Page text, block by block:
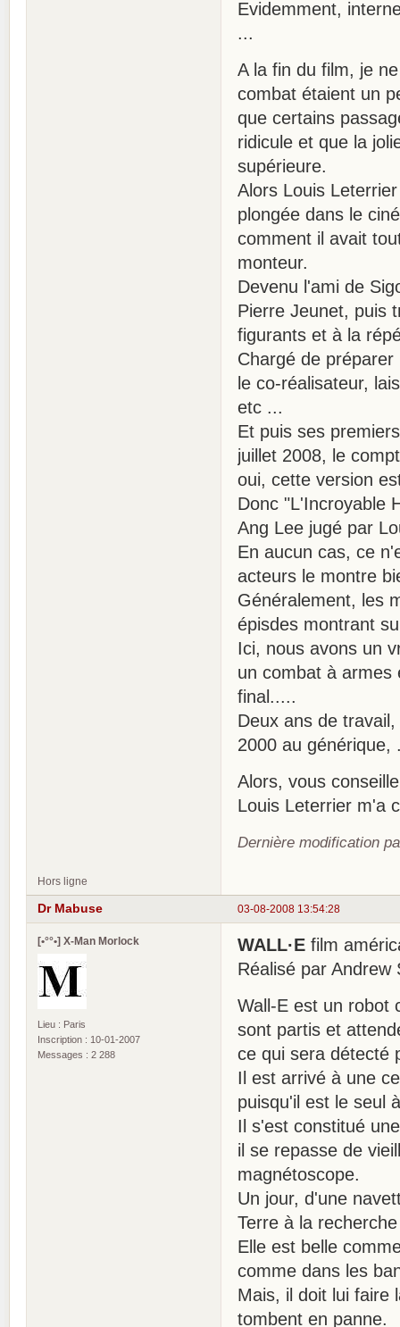
Evidemment,
...
A la fin du film, je
combat étaient un
que certains
ridicule et que la
supérieure.
Alors Louis
plongée dans le
comment il avait
monteur.
Devenu l'ami de
Pierre Jeunet, puis
figurants et à la
Chargé de
le co-réalisateur,
etc ...
Et puis ses
juillet 2008, le
oui, cette version
Donc "L'Incroyable
Ang Lee jugé par
En aucun cas, ce
acteurs le montre
Généralement, les
épisdes montrant
Ici, nous avons un
un combat à armes
final.....
Deux ans de
2000 au générique,
Alors, vous
Louis Leterrier m'a
Dernière modification
Hors ligne
03-08-2008 13:54:28
Dr Mabuse
[•°°•] X-Man Morlock
Lieu : Paris
Inscription : 10-01-2007
Messages : 2 288
WALL·E film
Réalisé par Andrew
Wall-E est un robot
sont partis et
ce qui sera détecté
Il est arrivé à une
puisqu'il est le seul
Il s'est constitué
il se repasse de
magnétoscope.
Un jour, d'une
Terre à la
Elle est belle
comme dans les
Mais, il doit lui faire
tombent en panne.